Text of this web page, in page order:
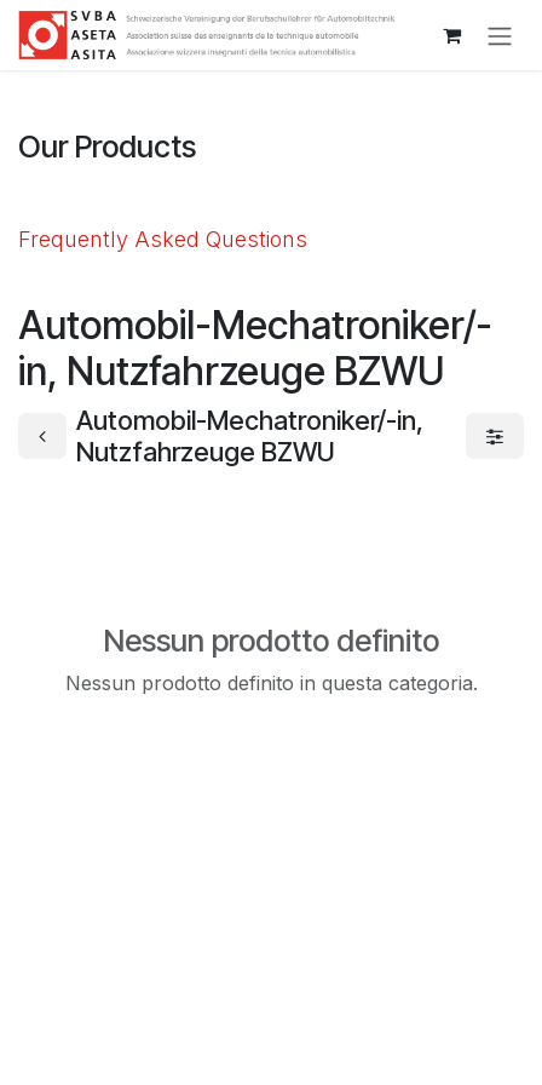
Passa al contenuto
Our Products
Frequently Asked Questions
Automobil-Mechatroniker/-
in, Nutzfahrzeuge BZWU
Automobil-Mechatroniker/-in,
Nutzfahrzeuge BZWU
Nessun prodotto definito
Nessun prodotto definito in questa categoria.